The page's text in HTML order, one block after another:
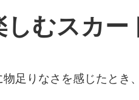
しむスカー
足りなさを感じたとき、